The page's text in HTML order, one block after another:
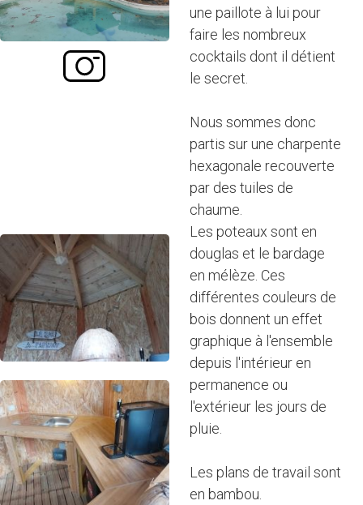
une paillote à lui pour
faire les nombreux
cocktails dont il détient
le secret.
Nous sommes donc
partis sur une charpente
hexagonale recouverte
par des tuiles de
chaume.
Les poteaux sont en
douglas et le bardage
en mélèze. Ces
différentes couleurs de
bois donnent un effet
graphique à l'ensemble
depuis l'intérieur en
permanence ou
l'extérieur les jours de
pluie.
Les plans de travail sont
en bambou.